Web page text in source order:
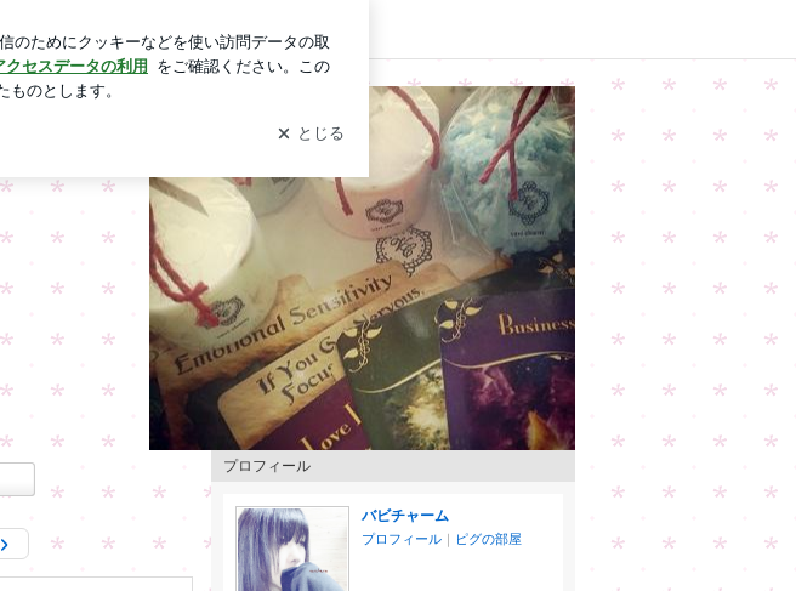
プロフィール
バビチャーム
プロフィール ｜ ピグの部屋